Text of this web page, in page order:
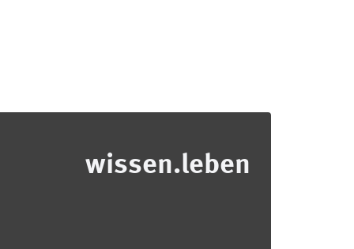
wissen.leben